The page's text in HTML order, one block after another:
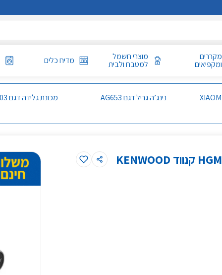
מקררים
ומקפיאים
מוצרי חשמל
למטבח ולבית מדיח כלים
נינג’ה גריל דגם AG653 מכונת גלידה דגם Ninja NC503